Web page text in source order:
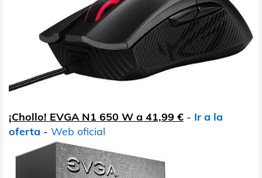
¡Chollo! EVGA N1 650 W a 41,99 € - Ir a la
oferta - Web oficial